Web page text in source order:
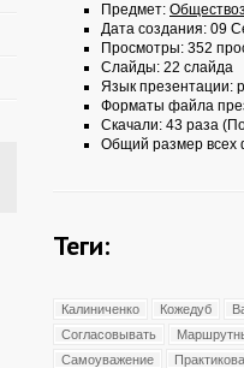
Предмет:
Дата создания: 09
Просмотры: 352
Слайды: 22 слайда
Язык презентации:
Форматы файла
Скачали: 43 раза
Общий размер всех
Теги:
Калиниченко Кожедуб
Согласовывать
Самоуважение